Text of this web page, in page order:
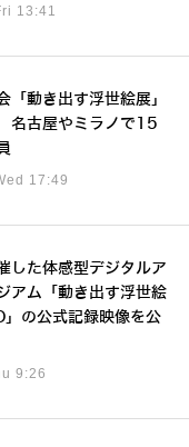
13:41
「動き出す浮世絵展」
名古屋やミラノで15
17:49
した体感型デジタルア
アム「動き出す浮世絵
の公式記録映像を公
9:26